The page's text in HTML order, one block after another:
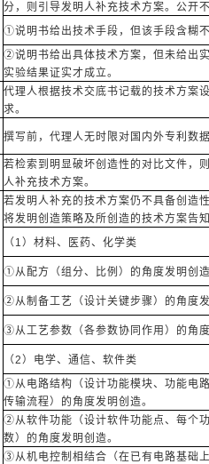
分，则引导发明人补充技术方案。公开
①说明书给出技术手段，但该手段含糊
②说明书给出具体技术方案，但未给出
实验结果证实才成立。
代理人根据技术交底书记载的技术方案
求。
撰写前，代理人无时限对国内外专利数
若检索到明显破坏创造性的对比文件，
人补充技术方案。
若发明人补充的技术方案仍不具备创造
将发明创造策略及所创造的技术方案告
（1）材料、医药、化学类
①从配方（组分、比例）的角度发明创
②从制备工艺（设计关键步骤）的角度
③从工艺参数（各参数协同作用）的角
（2）电学、通信、软件类
①从电路结构（设计功能模块、功能电
传输流程）的角度发明创造。
②从软件功能（设计软件功能点、每个
数）的角度发明创造。
③从机电控制相结合（在已有电路基础